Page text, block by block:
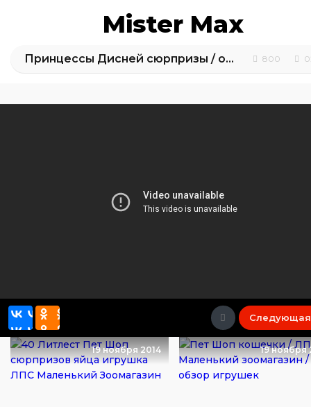
Mister Max
Принцессы Дисней сюрпризы / обзор игрушек 800
Следующая
19 ноября 2014 19 ноября